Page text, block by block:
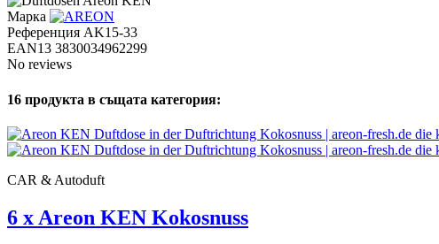
Марка
Референция AK15-33
EAN13 3830034962299
No reviews
16 продукта в същата категория:
CAR & Autoduft
6 x Areon KEN Kokosnuss